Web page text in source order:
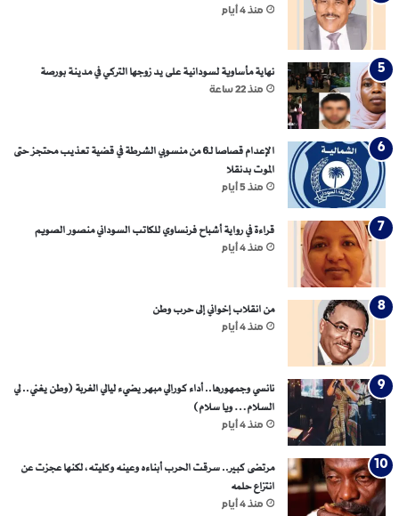
منذ 4 أيام
نهاية مأساوية لسودانية على يد زوجها التركي في مدينة بورصة
منذ 22 ساعة
الإعدام قصاصا لـ6 من منسوبي الشرطة في قضية تعذيب محتجز حتى
الموت بدنقلا
منذ 5 أيام
قراءة في رواية أشباح فرنساوي للكاتب السوداني منصور الصويم
منذ 4 أيام
من انقلاب إخواني إلى حرب وطن
منذ 4 أيام
نانسي وجمهورها.. أداء كورالي مبهر يضيء ليالي الغربة (وطن يغني.. لي
السلام… ويا سلام)
منذ 4 أيام
مرتضى كبير.. سرقت الحرب أبناءه وعينه وكليته، لكنها عجزت عن
انتزاع حلمه
منذ 4 أيام